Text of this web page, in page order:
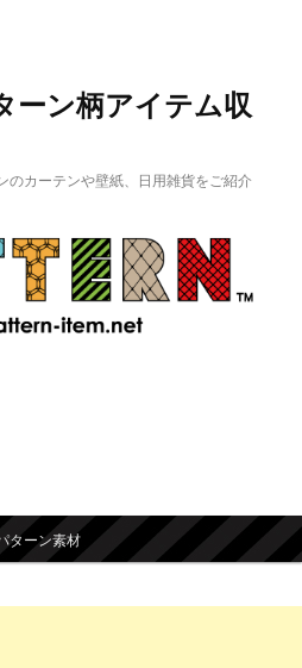
ーン柄アイテム収
のカーテンや壁紙、日用雑貨をご紹介
ターン素材